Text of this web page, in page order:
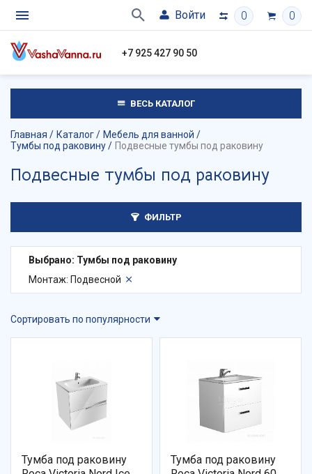
Войти 0 0
+7 925 427 90 50
ВЕСЬ КАТАЛОГ
Главная Каталог
Мебель для ванной
Тумбы под раковину
Подвесные тумбы под раковину
Подвесные тумбы под раковину
ФИЛЬТР
Выбрано: Тумбы под раковину
Монтаж: Подвесной
Сортировать по популярности
Тумба под раковину
Тумба под раковину